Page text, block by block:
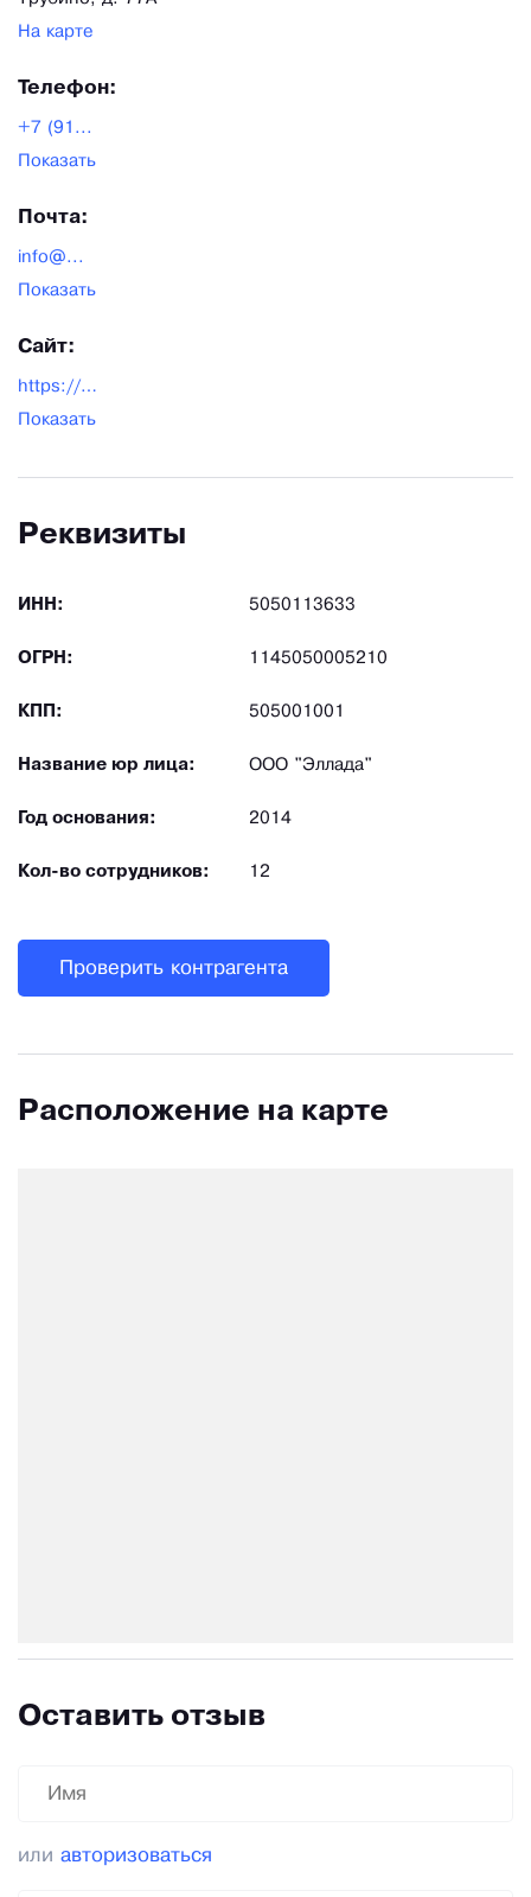
На карте
Телефон:
+7 (91...
Показать
Почта:
info@...
Показать
Сайт:
https://elladappu.ru/
Показать
Реквизиты
ИНН: 5050113633
ОГРН: 1145050005210
КПП: 505001001
Название юр лица: ООО "Эллада"
Год основания: 2014
Кол-во сотрудников: 12
Проверить контрагента
Расположение на карте
Оставить отзыв
или авторизоваться